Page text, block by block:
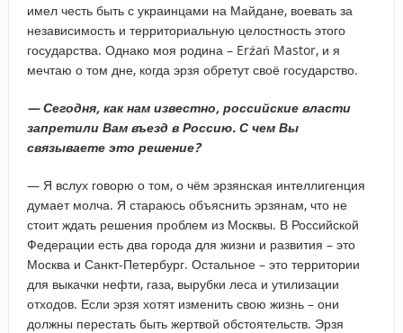
имел честь быть с украинцами на Майдане, воевать за
независимость и территориальную целостность этого
государства. Однако моя родина – Erźań Mastor, и я
мечтаю о том дне, когда эрзя обретут своё государство.
— Сегодня, как нам известно, российские власти
запретили Вам въезд в Россию. С чем Вы
связываете это решение?
— Я вслух говорю о том, о чём эрзянская интеллигенция
думает молча. Я стараюсь объяснить эрзянам, что не
стоит ждать решения проблем из Москвы. В Российской
Федерации есть два города для жизни и развития – это
Москва и Санкт-Петербург. Остальное – это территории
для выкачки нефти, газа, вырубки леса и утилизации
отходов. Если эрзя хотят изменить свою жизнь – они
должны перестать быть жертвой обстоятельств. Эрзя